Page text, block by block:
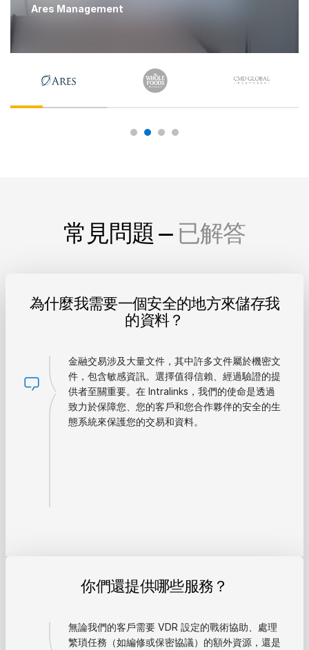
Ares Management
常見問題 — 已解答
為什麼我需要一個安全的地方來儲存我
的資料？
金融交易涉及大量文件，其中許多文件屬於機密文
件，包含敏感資訊。選擇值得信賴、經過驗證的提
供者至關重要。在 Intralinks，我們的使命是透過
致力於保障您、您的客戶和您合作夥伴的安全的生
態系統來保護您的交易和資料。
你們還提供哪些服務？
無論我們的客戶需要 VDR 設定的戰術協助、處理
繁瑣任務（如編修或保密協議）的額外資源，還是